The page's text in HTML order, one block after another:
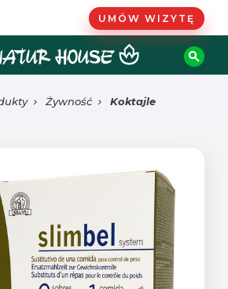
UMÓW WIZYTĘ
Żywność
Koktajle